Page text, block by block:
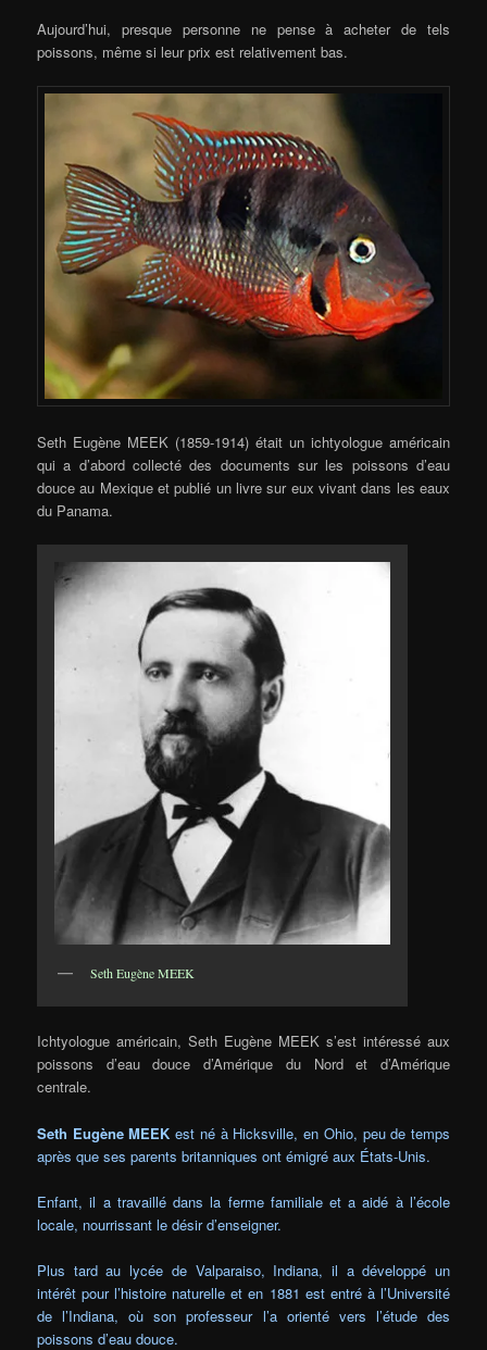
Aujourd’hui, presque personne ne pense à acheter de tels
poissons, même si leur prix est relativement bas.
Seth Eugène MEEK (1859-1914) était un ichtyologue américain
qui a d’abord collecté des documents sur les poissons d’eau
douce au Mexique et publié un livre sur eux vivant dans les eaux
du Panama.
Seth Eugène MEEK
Ichtyologue américain, Seth Eugène MEEK s’est intéressé aux
poissons d’eau douce d’Amérique du Nord et d’Amérique
centrale.
Seth Eugène MEEK est né à Hicksville, en Ohio, peu de temps
après que ses parents britanniques ont émigré aux États-Unis.
Enfant, il a travaillé dans la ferme familiale et a aidé à l’école
locale, nourrissant le désir d’enseigner.
Plus tard au lycée de Valparaiso, Indiana, il a développé un
intérêt pour l’histoire naturelle et en 1881 est entré à l’Université
de l’Indiana, où son professeur l’a orienté vers l’étude des
poissons d’eau douce.